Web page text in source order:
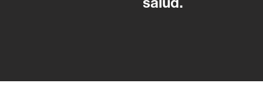
salud.